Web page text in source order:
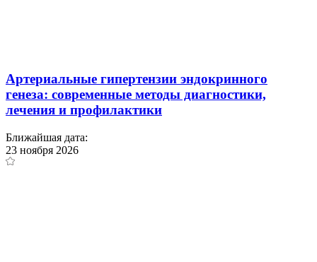
Артериальные гипертензии эндокринного
генеза: современные методы диагностики,
лечения и профилактики
Ближайшая дата:
23 ноября 2026